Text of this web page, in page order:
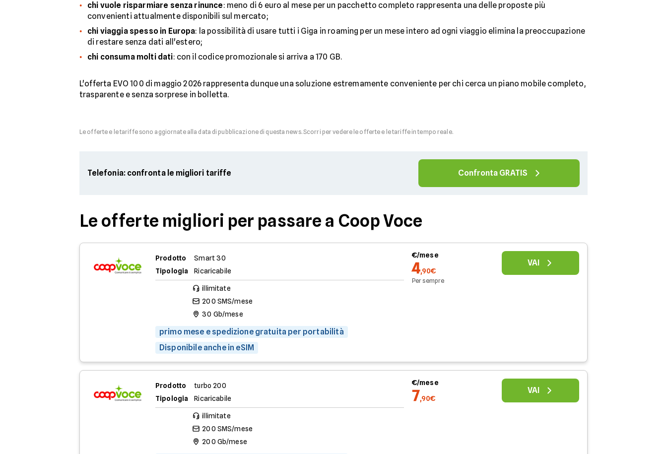
chi vuole risparmiare senza rinunce: meno di 6 euro al mese per un pacchetto completo rappresenta una delle proposte più
convenienti attualmente disponibili sul mercato;
chi viaggia spesso in Europa: la possibilità di usare tutti i Giga in roaming per un mese intero ad ogni viaggio elimina la preoccupazione
di restare senza dati all'estero;
chi consuma molti dati: con il codice promozionale si arriva a 170 GB.
L'offerta EVO 100 di maggio 2026 rappresenta dunque una soluzione estremamente conveniente per chi cerca un piano mobile completo,
trasparente e senza sorprese in bolletta.
Le offerte e le tariffe sono aggiornate alla data di pubblicazione di questa news. Scorri per vedere le offerte e le tariffe in tempo reale.
Telefonia: confronta le migliori tariffe Confronta GRATIS
Le offerte migliori per passare a Coop Voce
Prodotto
Smart 30
Tipologia
Ricaricabile
illimitate
200 SMS/mese
30 Gb/mese
primo mese e spedizione gratuita per portabilità
Disponibile anche in eSIM
€/mese
4,90€
Per sempre
VAI
Prodotto
turbo 200
Tipologia
Ricaricabile
illimitate
200 SMS/mese
200 Gb/mese
€/mese
7,90€
VAI